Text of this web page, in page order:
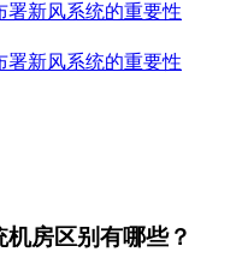
署新风系统的重要性
署新风系统的重要性
房区别有哪些？